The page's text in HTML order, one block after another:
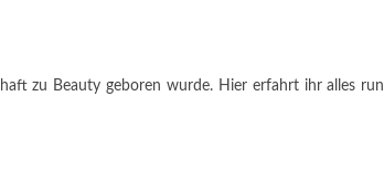
zu Beauty geboren wurde. Hier erfahrt ihr alles